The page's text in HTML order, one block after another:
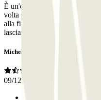
È un'ottima soluzione ma
volta sono rimasto 10 minuti ad
alla fine sono dovuto andare
lasciando l'auto all'ingresso
Michele
09/12/2025